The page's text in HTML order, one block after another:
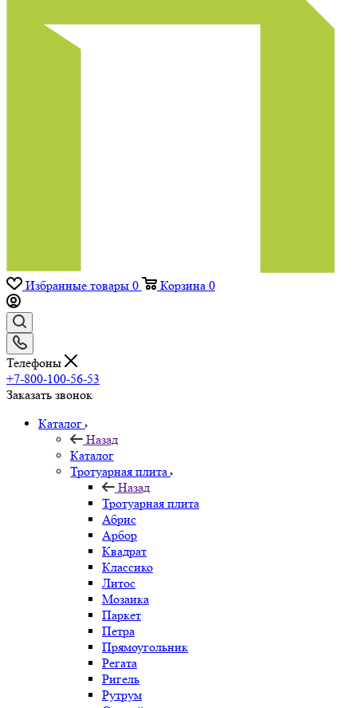
Избранные товары 0 Корзина 0
Телефоны
+7-800-100-56-53
Заказать звонок
Каталог
Назад
Каталог
Тротуарная плита
Назад
Тротуарная плита
Абрис
Арбор
Квадрат
Классико
Литос
Мозаика
Паркет
Петра
Прямоугольник
Регата
Ригель
Рутрум